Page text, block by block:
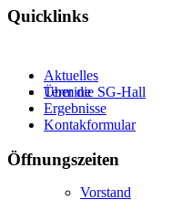
Über die SG-Hall
Vorstand
Quicklinks
Aktuelles
Termine
Ergebnisse
Kontakformular
Öffnungszeiten